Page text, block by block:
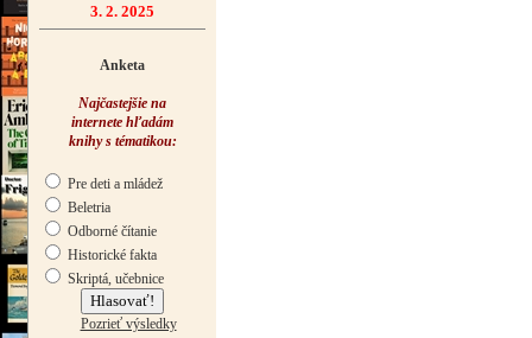
3. 2. 2025
Anketa
Najčastejšie na
internete hľadám
knihy s tématikou:
Pre deti a mládež
Beletria
Odborné čítanie
Historické fakta
Skriptá, učebnice
Pozrieť výsledky